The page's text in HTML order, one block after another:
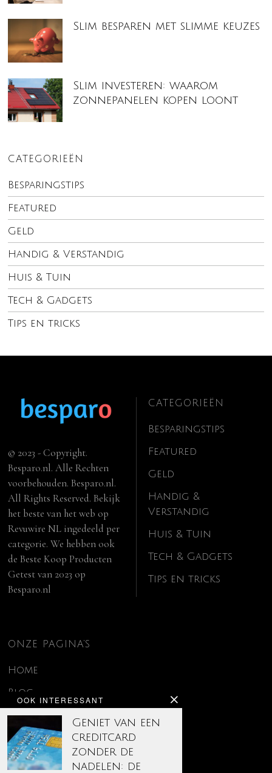
Slim besparen met slimme keuzes
Slim investeren: waarom
zonnepanelen kopen loont
CATEGORIEËN
Besparingstips
Featured
Geld
Handig & Verstandig
Huis & Tuin
Tech & Gadgets
Tips en tricks
OOK INTERESSANT
Geniet van een
creditcard
zonder de
nadelen: de
© 2023 - Copyright.
Besparo.nl. Alle Rechten
voorbehouden. Besparo.nl.
All Rights Reserved. Bekijk
het beste van het web op
Revuwire NL ingedeeld per
categorie. We hebben ook
deBeste Koop Producten
Getest van 2023 op
Besparo.nl
CATEGORIEËN
Besparingstips
Featured
Geld
Handig &
Verstandig
Huis & Tuin
Tech & Gadgets
Tips en tricks
ONZE PAGINA’S
Home
Blog
Contact
Disclaimer
Over ons